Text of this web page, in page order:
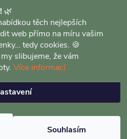
🌿
těch nejlepších
web přímo na míru vašim
tedy cookies. 🍪
my slibujeme, že vám
Více informací
Souhlasím
Vytvořil Shoptet
. Všechna práva vyhrazena.